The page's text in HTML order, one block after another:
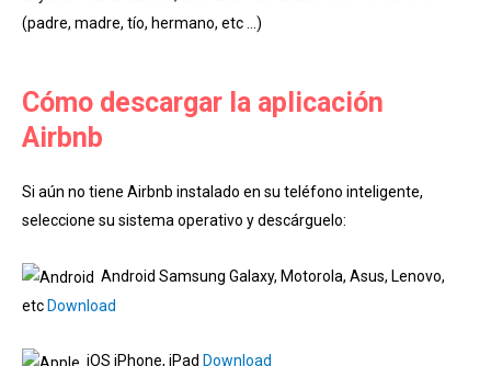
(padre, madre, tío, hermano, etc …)
Cómo descargar la aplicación
Airbnb
Si aún no tiene Airbnb instalado en su teléfono inteligente,
seleccione su sistema operativo y descárguelo:
Android Samsung Galaxy, Motorola, Asus, Lenovo,
etc Download
iOS iPhone, iPad Download